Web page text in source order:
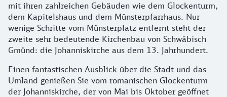
mit ihren zahlreichen Gebäuden wie dem Glockenturm,
dem Kapitelshaus und dem Münsterpfarrhaus. Nur
wenige Schritte vom Münsterplatz entfernt steht der
zweite sehr bedeutende Kirchenbau von Schwäbisch
Gmünd: die Johanniskirche aus dem 13. Jahrhundert.
Einen fantastischen Ausblick über die Stadt und das
Umland genießen Sie vom romanischen Glockenturm
der Johanniskirche, der von Mai bis Oktober geöffnet